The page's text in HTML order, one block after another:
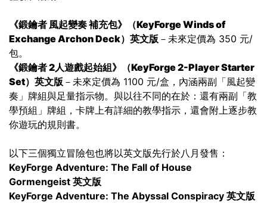
《鍛鑰者 風起變奏 補充包》（KeyForge Winds of
ExchangeArchon Deck） 英文版 －未來定價為 350 元/
包。
《鍛鑰者 2人遊戲起始組》（KeyForge2-Player Starter
Set） 英文版 －未來定價為 1100 元/盒，內涵兩副「風起變
奏」牌組與足量指示物。與以往不同的在於：還有兩副「教
學預組」牌組，卡牌上有詳細的教學指示，還會附上逐步教
你遊玩的規則書。
以下三個獨立冒險包也將以英文版先行於八月發售：
KeyForge Adventure: The Fall of House
Gormengeist 英文版
KeyForge Adventure: The Abyssal Conspiracy 英文版